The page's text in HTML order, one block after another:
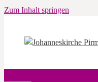
Zum Inhalt springen